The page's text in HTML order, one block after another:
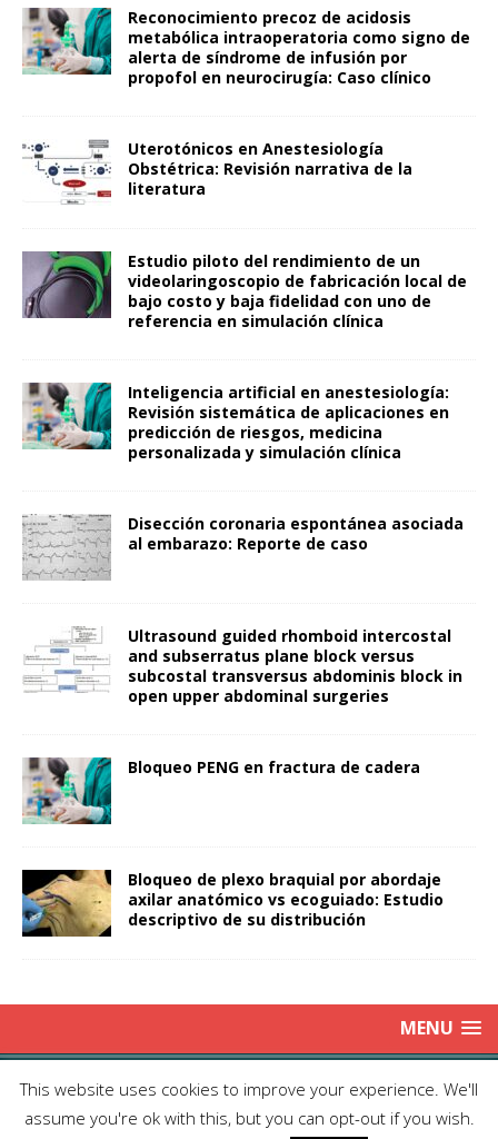
Reconocimiento precoz de acidosis
metabólica intraoperatoria como signo de
alerta de síndrome de infusión por
propofol en neurocirugía: Caso clínico
Uterotónicos en Anestesiología
Obstétrica: Revisión narrativa de la
literatura
Estudio piloto del rendimiento de un
videolaringoscopio de fabricación local de
bajo costo y baja fidelidad con uno de
referencia en simulación clínica
Inteligencia artificial en anestesiología:
Revisión sistemática de aplicaciones en
predicción de riesgos, medicina
personalizada y simulación clínica
Disección coronaria espontánea asociada
al embarazo: Reporte de caso
Ultrasound guided rhomboid intercostal
and subserratus plane block versus
subcostal transversus abdominis block in
open upper abdominal surgeries
Bloqueo PENG en fractura de cadera
Bloqueo de plexo braquial por abordaje
axilar anatómico vs ecoguiado: Estudio
descriptivo de su distribución
MENU
Copyright © 2025 | Publicación Oficial de la Sociedad de Médicos
Anestesiólogos de Chile| Enviar Email
| Producción: Editorial Iku
Ltda.| This work is licensed under Creative Commons Attribution 4.0
This website uses cookies to improve your experience. We'll
assume you're ok with this, but you can opt-out if you wish.